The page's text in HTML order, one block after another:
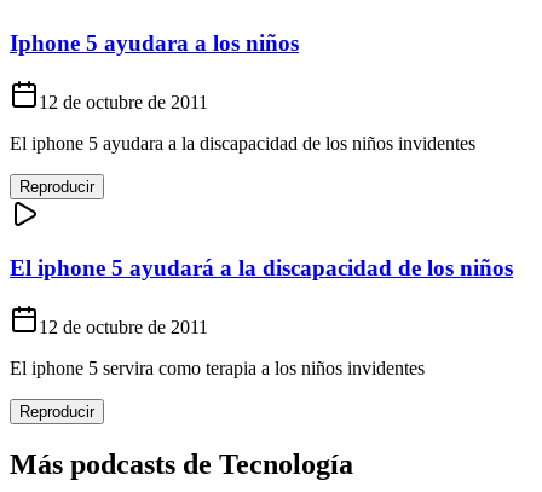
Iphone 5 ayudara a los niños
12 de octubre de 2011
El iphone 5 ayudara a la discapacidad de los niños invidentes
Reproducir
El iphone 5 ayudará a la discapacidad de los niños
12 de octubre de 2011
El iphone 5 servira como terapia a los niños invidentes
Reproducir
Más podcasts de Tecnología